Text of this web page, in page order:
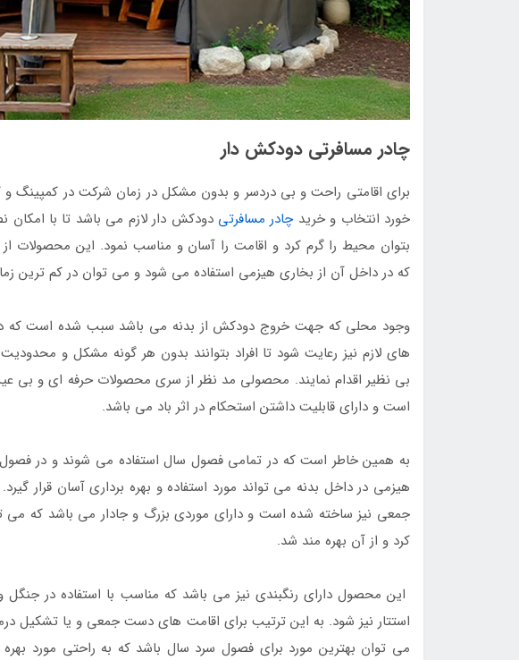
چادر مسافرتی دودکش دار
برای اقامتی راحت و بی دردسر و بدون مشکل در زمان شرکت در کمپینگ
خورد انتخاب و خریدچادر مسافرتی دودکش دار لازم می باشد تا با
بتوان محیط را گرم کرد و اقامت را آسان و مناسب نمود. این محصولات
که در داخل آن از بخاری هیزمی استفاده می شود و می توان در کم ترین
وجود محلی که جهت خروج دودکش از بدنه می باشد سبب شده است که
های لازم نیز رعایت شود تا افراد بتوانند بدون هر گونه مشکل و
بی نظیر اقدام نمایند. محصولی مد نظر از سری محصولات حرفه ای و بی
است و دارای قابلیت داشتن استحکام در اثر باد می باشد.
به همین خاطر است که در تمامی فصول سال استفاده می شوند و در فصول
هیزمی در داخل بدنه می تواند مورد استفاده و بهره برداری آسان قرار
جمعی نیز ساخته شده است و دارای موردی بزرگ و جادار می باشد که می
کرد و از آن بهره مند شد.
این محصول دارای رنگبندی نیز می باشد که مناسب با استفاده در
استتار نیز شود. به این ترتیب برای اقامت های دست جمعی و یا تشکیل
می توان بهترین مورد برای فصول سرد سال باشد که به راحتی مورد بهره